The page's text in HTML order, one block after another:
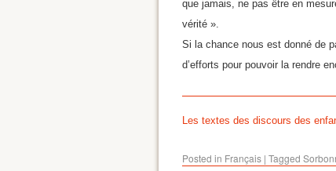
que jamais, ne pas être en
vérité ».
Si la chance nous est donné de
d’efforts pour pouvoir la rendre
Les textes des discours des
Posted in Français | Tagged